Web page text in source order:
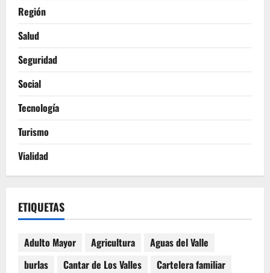
Región
Salud
Seguridad
Social
Tecnología
Turismo
Vialidad
ETIQUETAS
Adulto Mayor Agricultura
Aguas del Valle
burlas
Cantar de Los Valles
Cartelera familiar